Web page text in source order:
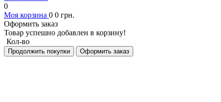
0
Моя корзина 0 0 грн.
Оформить заказ
Товар успешно добавлен в корзину!
Кол-во
Продолжить покупки Оформить заказ